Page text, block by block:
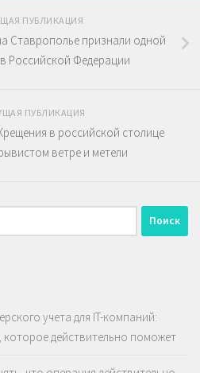
ПУБЛИКАЦИЯ
Ставрополье признали одной
Российской Федерации
ПУБЛИКАЦИЯ
в российской столице
ветре и метели
учета для IT-компаний:
которое действительно поможет